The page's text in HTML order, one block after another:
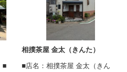
■
相撲茶屋 金太（きんた）
■店名：相撲茶屋 金太（きん